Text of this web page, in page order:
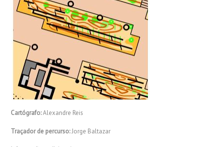
Cartógrafo:Alexandre Reis
Traçador de percurso:Jorge Baltazar